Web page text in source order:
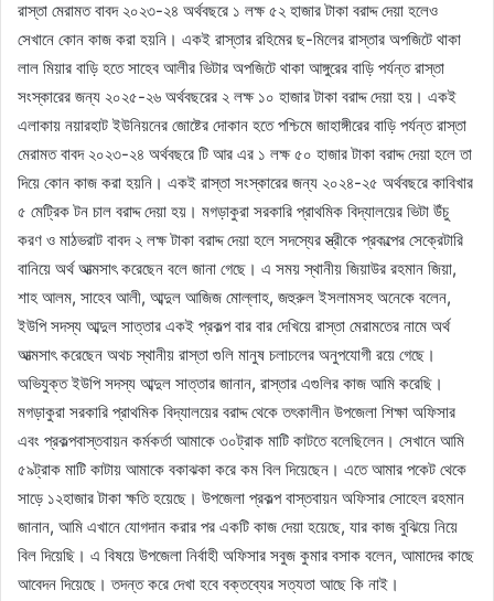
রাস্তা মেরামত বাবদ ২০২৩-২৪ অর্থবছরে ১ লক্ষ ৫২ হাজার টাকা বরাদ্দ দেয়া হলেও
সেখানে কোন কাজ করা হয়নি। একই রাস্তার রহিমের ছ-মিলের রাস্তার অপজিটে থাকা
লাল মিয়ার বাড়ি হতে সাহেব আলীর ভিটার অপজিটে থাকা আঙ্গুরের বাড়ি পর্যন্ত রাস্তা
সংস্কারের জন্য ২০২৫-২৬ অর্থবছরের ২ লক্ষ ১০ হাজার টাকা বরাদ্দ দেয়া হয়। একই
এলাকায় নয়ারহাট ইউনিয়নের জোষ্টের দোকান হতে পশ্চিমে জাহাঙ্গীরের বাড়ি পর্যন্ত রাস্তা
মেরামত বাবদ ২০২৩-২৪ অর্থবছরে টি আর এর ১ লক্ষ ৫০ হাজার টাকা বরাদ্দ দেয়া হলে তা
দিয়ে কোন কাজ করা হয়নি। একই রাস্তা সংস্কারের জন্য ২০২৪-২৫ অর্থবছরে কাবিখার
৫ মেট্রিক টন চাল বরাদ্দ দেয়া হয়। মগড়াকুরা সরকারি প্রাথমিক বিদ্যালয়ের ভিটা উঁচু
করণ ও মাঠভরাট বাবদ ২ লক্ষ টাকা বরাদ্দ দেয়া হলে সদস্যের স্ত্রীকে প্রকল্পের সেক্রেটারি
বানিয়ে অর্থ আত্মসাৎ করেছেন বলে জানা গেছে। এ সময় স্থানীয় জিয়াউর রহমান জিয়া,
শাহ আলম, সাহেব আলী, আব্দুল আজিজ মোল্লাহ, জহুরুল ইসলামসহ অনেকে বলেন,
ইউপি সদস্য আব্দুল সাত্তার একই প্রকল্প বার বার দেখিয়ে রাস্তা মেরামতের নামে অর্থ
আত্মসাৎ করেছেন অথচ স্থানীয় রাস্তা গুলি মানুষ চলাচলের অনুপযোগী রয়ে গেছে।
অভিযুক্ত ইউপি সদস্য আব্দুল সাত্তার জানান, রাস্তার এগুলির কাজ আমি করেছি।
মগড়াকুরা সরকারি প্রাথমিক বিদ্যালয়ের বরাদ্দ থেকে তৎকালীন উপজেলা শিক্ষা অফিসার
এবং প্রকল্পবাস্তবায়ন কর্মকর্তা আমাকে ৩০ট্রাক মাটি কাটতে বলেছিলেন। সেখানে আমি
৫৯ট্রাক মাটি কাটায় আমাকে বকাঝকা করে কম বিল দিয়েছেন। এতে আমার পকেট থেকে
সাড়ে ১২হাজার টাকা ক্ষতি হয়েছে। উপজেলা প্রকল্প বাস্তবায়ন অফিসার সোহেল রহমান
জানান, আমি এখানে যোগদান করার পর একটি কাজ দেয়া হয়েছে, যার কাজ বুঝিয়ে নিয়ে
বিল দিয়েছি। এ বিষয়ে উপজেলা নির্বাহী অফিসার সবুজ কুমার বসাক বলেন, আমাদের কাছে
আবেদন দিয়েছে। তদন্ত করে দেখা হবে বক্তব্যের সত্যতা আছে কি নাই।